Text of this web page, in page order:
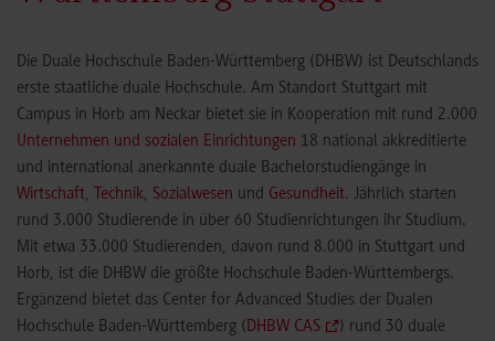
Die Duale Hochschule Baden-Württemberg (DHBW) ist Deutschlands
erste staatliche duale Hochschule. Am Standort Stuttgart mit
Campus in Horb am Neckar bietet sie in Kooperation mit rund 2.000
Unternehmen und sozialen Einrichtungen 18 national akkreditierte
und international anerkannte duale Bachelorstudiengänge in
Wirtschaft, Technik, Sozialwesen und Gesundheit. Jährlich starten
rund 3.000 Studierende in über 60 Studienrichtungen ihr Studium.
Mit etwa 33.000 Studierenden, davon rund 8.000 in Stuttgart und
Horb, ist die DHBW die größte Hochschule Baden-Württembergs.
Ergänzend bietet das Center for Advanced Studies der Dualen
Hochschule Baden-Württemberg (DHBW CAS
) rund 30 duale